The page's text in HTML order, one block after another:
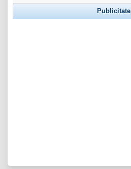
Publicitate